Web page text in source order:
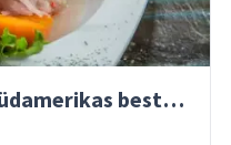
Peruanische Küche – Südamerikas beste Gastronomie